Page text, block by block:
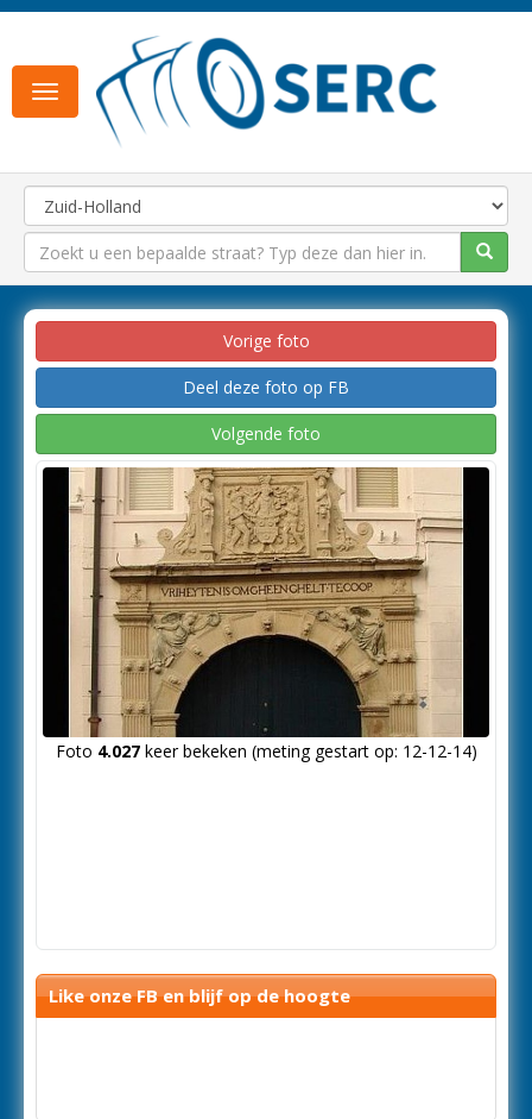
Toggle
navigation
Vorige foto
Deel deze foto op FB
Volgende foto
Foto 4.027keer bekeken (meting gestart op: 12-12-14)
Like onze FB en blijf op de hoogte